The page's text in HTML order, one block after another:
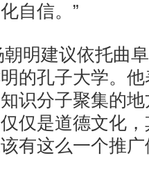
自信。”
明建议依托曲
的孔子大学。
识分子聚集的
仅是道德文化
有这么一个推